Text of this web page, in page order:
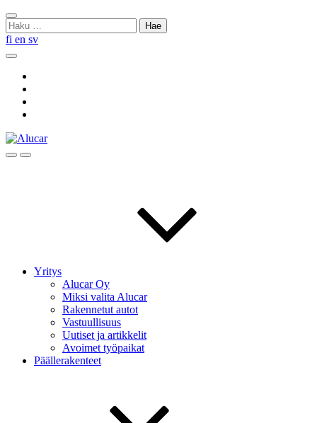
Skip
to
content
Sulje
haku
Haku:
fi en sv
Hae
HaeMenu
Yritys
Alucar Oy
Miksi valita Alucar
Rakennetut autot
Vastuullisuus
Uutiset ja artikkelit
Avoimet työpaikat
Päällerakenteet